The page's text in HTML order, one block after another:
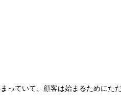
っていて、顧客は始まるために